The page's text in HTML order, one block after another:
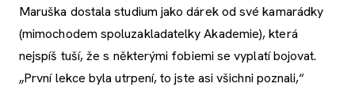
Maruška dostala studium jako dárek od své kamarádky
(mimochodem spoluzakladatelky Akademie), která
nejspíš tuší, že s některými fobiemi se vyplatí bojovat.
„První lekce byla utrpení, to jste asi všichni poznali,“